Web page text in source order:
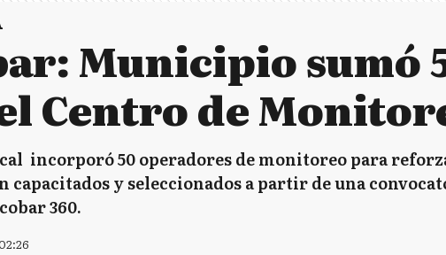
Municipio sumó
Centro de
incorporó 50 operadores de monitoreo para
capacitados y seleccionados a partir de una
360.